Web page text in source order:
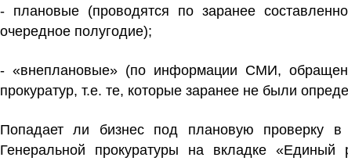
- плановые (проводятся по заранее
очередное полугодие);
- «внеплановые»(по информации СМИ,
прокуратур, т.е. те, которые заранее не были
Попадает ли бизнес под плановую проверку
Генеральной прокуратуры на вкладке «Единый